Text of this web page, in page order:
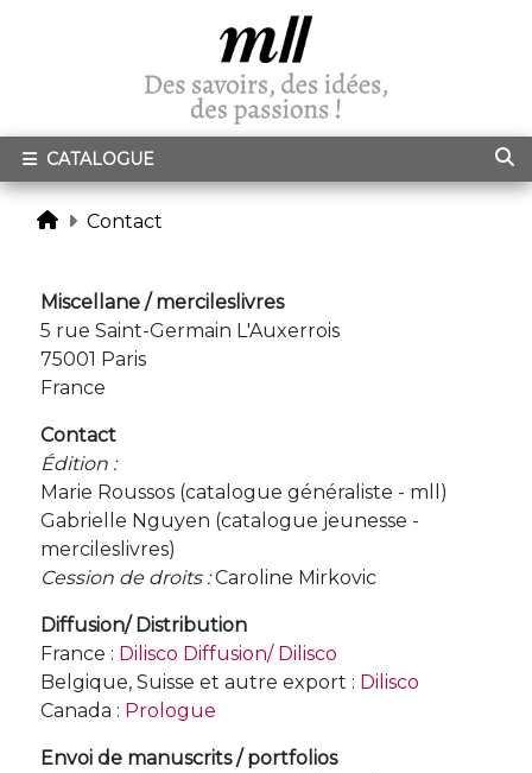
CATALOGUE
Contact
Miscellane / mercileslivres
5 rue Saint-Germain L'Auxerrois
75001 Paris
France
Contact
Édition :
Marie Roussos (catalogue généraliste - mll)
Gabrielle Nguyen (catalogue jeunesse -
mercileslivres)
Cession de droits :Caroline Mirkovic
Diffusion/ Distribution
France : Dilisco Diffusion/ Dilisco
Belgique, Suisse et autre export : Dilisco
Canada : Prologue
Envoi de manuscrits / portfolios